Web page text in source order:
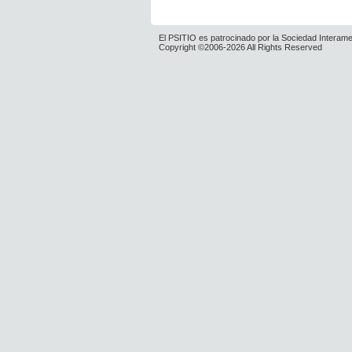
El PSITIO es patrocinado por la Sociedad
Copyright ©2006-2026 All Rights Reserved